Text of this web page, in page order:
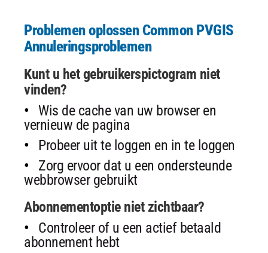
Problemen oplossen Common PVGIS
Annuleringsproblemen
Kunt u het gebruikerspictogram niet
vinden?
Wis de cache van uw browser en
vernieuw de pagina
Probeer uit te loggen en in te loggen
Zorg ervoor dat u een ondersteunde
webbrowser gebruikt
Abonnementoptie niet zichtbaar?
Controleer of u een actief betaald
abonnement hebt